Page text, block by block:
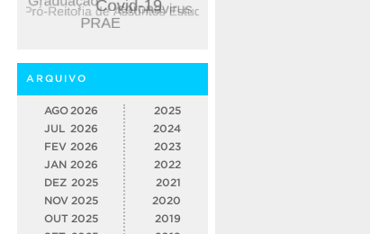
ARQUIVO
AGO 2026
JUL 2026
FEV 2026
JAN 2026
DEZ 2025
NOV 2025
OUT 2025
2025
2024
2023
2022
2021
2020
2019